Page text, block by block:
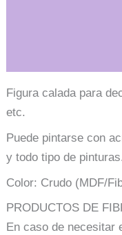
Figura calada para
etc.
Puede pintarse con
y todo tipo de pinturas.
Color: Crudo (MDF/
PRODUCTOS DE
En caso de necesitar